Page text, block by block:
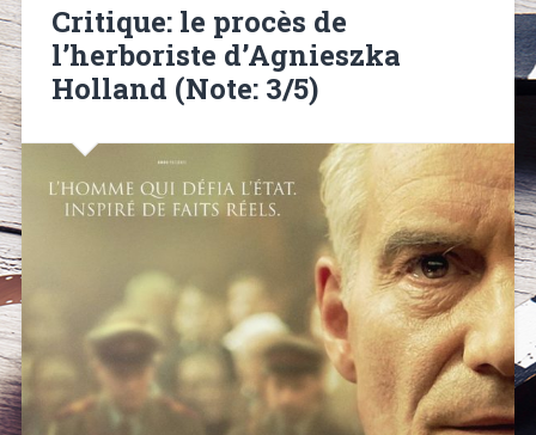
Critique: le procès de
l’herboriste d’Agnieszka
Holland (Note: 3/5)